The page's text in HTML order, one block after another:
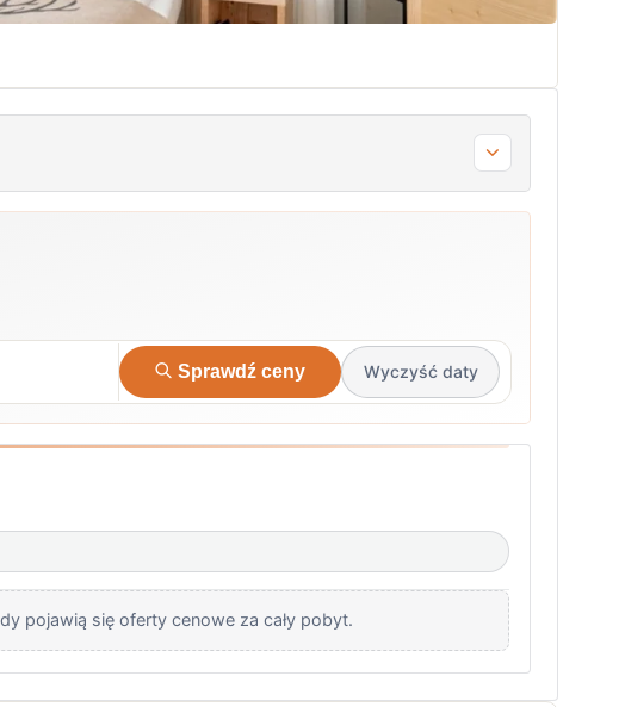
Sprawdź ceny Wyczyść daty
pojawią się oferty cenowe za cały pobyt.